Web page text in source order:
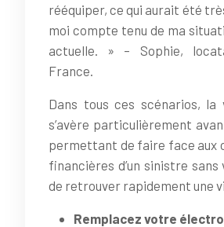
rééquiper, ce qui aurait été
moi compte tenu de ma
actuelle. » – Sophie,
France.
Dans tous ces scénarios, la
s’avère particulièrement
permettant de faire face aux
financières d’un sinistre
de retrouver rapidement une
Remplacez votre